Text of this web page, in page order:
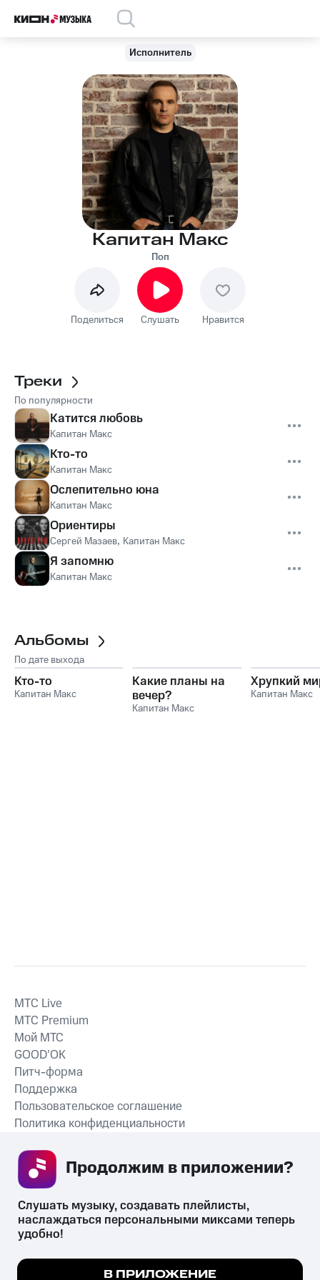
Исполнитель
Капитан Макс
Поп
Поделиться Слушать Нравится
Треки
По популярности
Катится любовь
Капитан Макс
Кто-то
Капитан Макс
Ослепительно юна
Капитан Макс
Ориентиры
Сергей Мазаев, Капитан Макс
Я запомню
Капитан Макс
Альбомы
По дате выхода
Кто-то
Капитан Макс
Какие планы на
вечер?
Капитан Макс
Хрупкий
Капитан Макс
СКАЧАТЬ ПРИЛОЖЕНИЕ
MTС Live
MTС Premium
Мой МТС
GOOD’OK
Питч-форма
Поддержка
Пользовательское соглашение
Политика конфиденциальности
психотропных веществ, их аналогов причиняет вред здоровью,
их незаконный оборот запрещён и влечёт установленную
Мы используем куки, чтобы на сайте все
Слушать музыку, создавать плейлисты,
наслаждаться персональными миксами теперь
удобно!
В ПРИЛОЖЕНИЕ